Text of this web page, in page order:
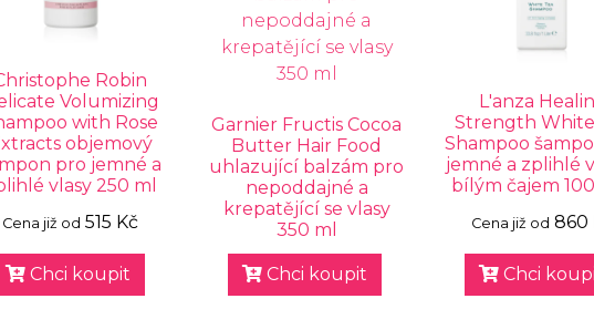
Robin
Volumizing
with Rose
objemový
pro jemné a
vlasy 250 ml
Cena již od 515 Kč
Chci koupit
Garnier Fructis Cocoa
Butter Hair Food
uhlazující balzám pro
nepoddajné a
krepatějící se vlasy
350 ml
Chci koupit
L'anza
Strength White
Shampoo
jemné a zplihlé
bílým čajem
Cena již od 860
Chci